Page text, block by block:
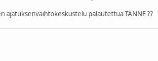
ajatuksenvaihtokeskustelu palautettua TÄNNE ??